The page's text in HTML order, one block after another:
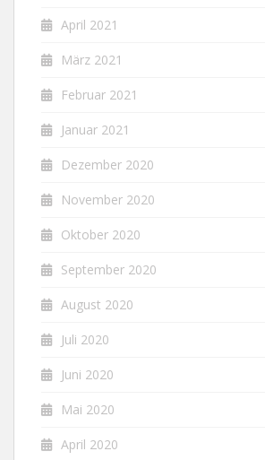
April 2021
März 2021
Februar 2021
Januar 2021
Dezember 2020
November 2020
Oktober 2020
September 2020
August 2020
Juli 2020
Juni 2020
Mai 2020
April 2020